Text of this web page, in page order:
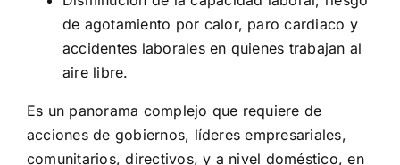
de agotamiento por calor, paro cardiaco y
accidentes laborales en quienes trabajan al
aire libre.
Es un panorama complejo que requiere de
acciones de gobiernos, líderes empresariales,
comunitarios, directivos, y a nivel doméstico, en